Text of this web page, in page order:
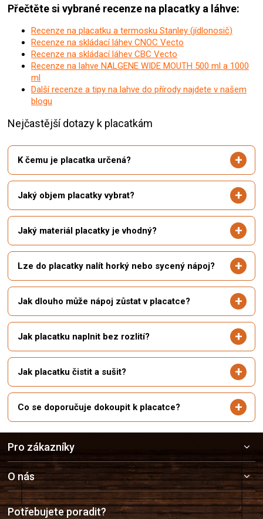
Přečtěte si vybrané recenze na placatky a láhve:
Recenze na placatku a termosku Stanley (jídlonosič)
Recenze na skládací láhev CNOC Vecto
Recenze na skládací láhev CBC Vecto
Recenze na lahve NALGENE WIDE MOUTH 500 ml a 1000
ml
Další recenze a tipy na lahve do přírody najdete v našem
blogu
Nejčastější dotazy k placatkám
K čemu je placatka určená?
Jaký objem placatky vybrat?
Jaký materiál placatky je vhodný?
Lze do placatky nalít horký nebo sycený nápoj?
Jak dlouho může nápoj zůstat v placatce?
Jak placatku naplnit bez rozlití?
Jak placatku čistit a sušit?
Co se doporučuje dokoupit k placatce?
a
t
í
Pro zákazníky
O nás
Potřebujete poradit?